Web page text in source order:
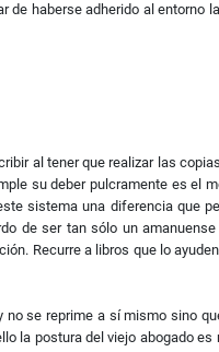
haberse adherido al entorno
al tener que realizar las
su deber pulcramente es el
sistema una diferencia que
de ser tan sólo un
Recurre a libros que lo
se reprime a sí mismo sino
la postura del viejo abogado